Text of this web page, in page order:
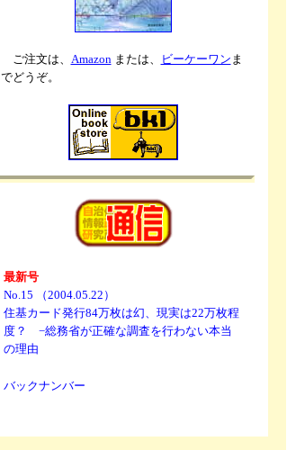
ご注文は、 Amazon または、 ビーケーワン ま
でどうぞ。
最新号
No.15 （2004.05.22）
住基カード発行84万枚は幻、現実は22万枚程
度？ −総務省が正確な調査を行わない本当
の理由
バックナンバー